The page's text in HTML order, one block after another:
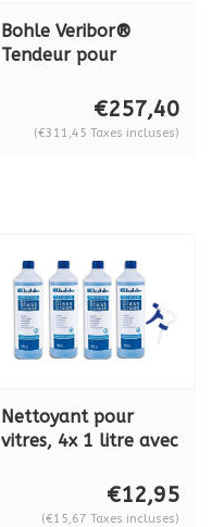
Bohle Veribor®
Tendeur pour
et fermer BO 650.33
sans valise par pièce
€257,40
(€311,45 Taxes incluses)
Nettoyant pour
vitres, 4x 1 litre avec
pulvérisation BO
5107805
€12,95
(€15,67 Taxes incluses)